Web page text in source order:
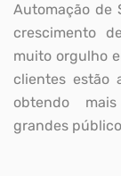
Automação de
crescimento
muito orgulho
clientes estão
obtendo
grandes